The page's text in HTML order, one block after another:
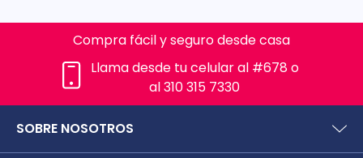
Compra fácil y seguro desde casa
Llama desde tu celular al #678 o
al 310 315 7330
SOBRE NOSOTROS